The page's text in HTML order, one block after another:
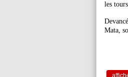
les
Mata,